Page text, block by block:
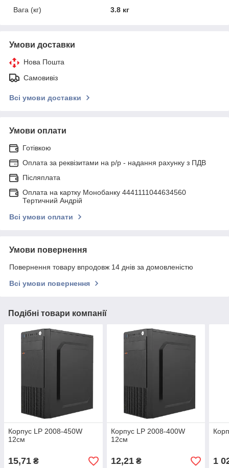
Вага (кг)
3.8 кг
Умови доставки
Нова Пошта
Самовивіз
Всі умови доставки
Умови оплати
Готівкою
Оплата за реквізитами на р/р - надання рахунку з ПДВ
Післяплата
Оплата на картку Монобанку 4441111044634560
Тертичний Андрій
Всі умови оплати
Умови повернення
Повернення товару впродовж 14 днів за домовленістю
Всі умови повернення
Подібні товари компанії
Корпус LP 2008-450W
12см
15,71 ₴
Корпус LP 2008-400W
12см
12,21₴ 1